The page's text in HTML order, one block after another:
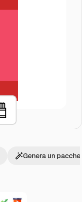
Genera un